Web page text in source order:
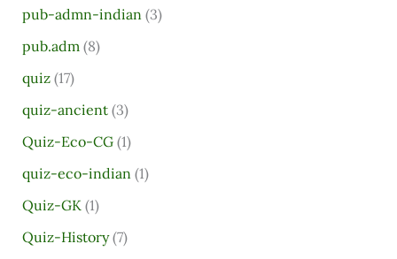
pub-admn-indian(3)
pub.adm(8)
quiz(17)
quiz-ancient(3)
Quiz-Eco-CG(1)
quiz-eco-indian(1)
Quiz-GK(1)
Quiz-History(7)